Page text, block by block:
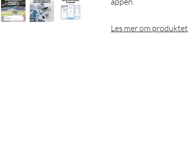
Les mer om produktet